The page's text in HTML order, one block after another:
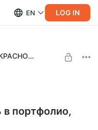
EN LOG IN
ДЕМИУРГИ И ТВОРЦЫ ПРЕКРАСНОГО
в портфолио,